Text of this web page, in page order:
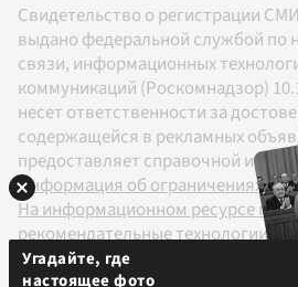
Свидетельство о регистрации
выдано федеральной службой по
связи, информационных
коммуникаций (Роскомнадзор)
несет ответственности за
содержащейся в рекламных
предоставляет справочной
Информация об ограничениях
На информационном ресурсе
рекомендательные технологии в
Правилами
Угадайте, где
настоящее фото